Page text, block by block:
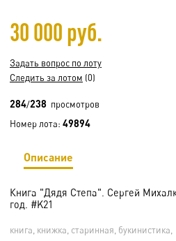
30 000 руб.
Задать вопрос по лоту
Следить за лотом (0)
284/238 просмотров
Номер лота: 49894
Описание
Книга "Дядя Степа". Сергей
год. #K21
книга, книжка, старинная, букинистика,